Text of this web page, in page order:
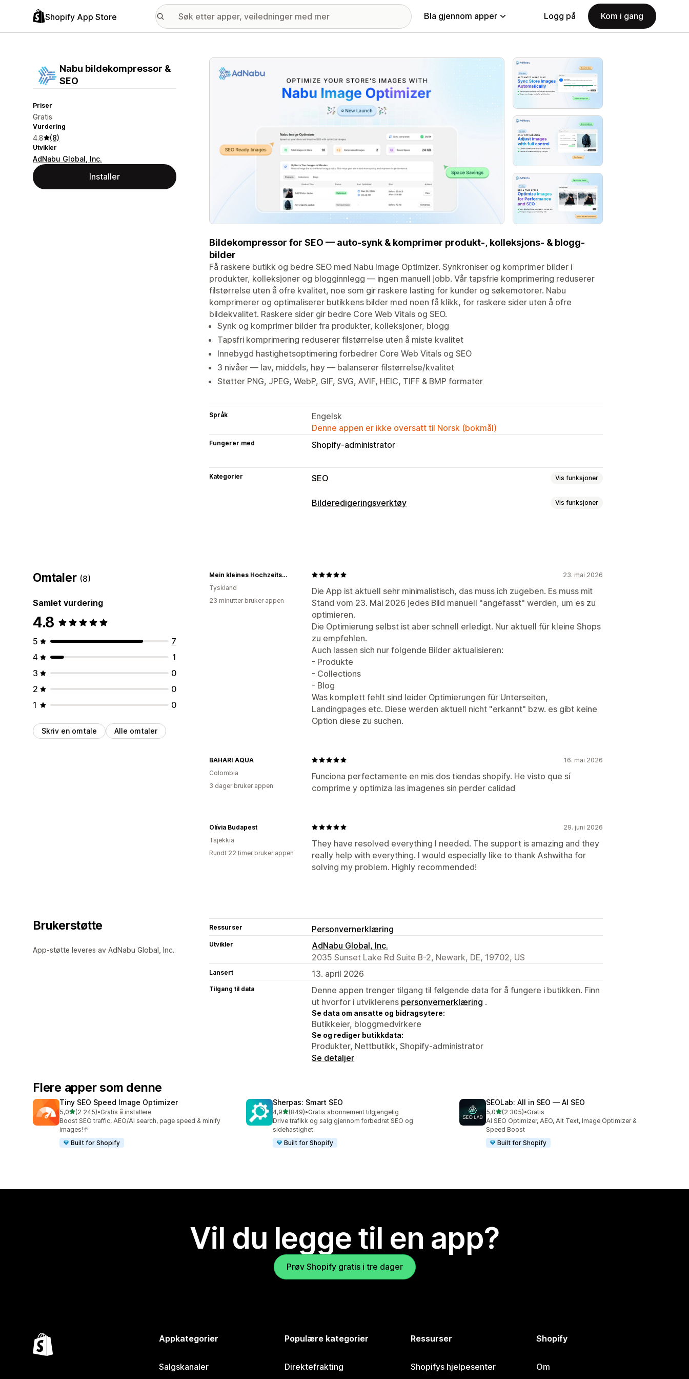
Shopify App Store Bla gjennom apper Logg på Kom i gang
Nabu bildekompressor &
SEO
Priser
Gratis
Vurdering
4.8 (8)
Utvikler
AdNabu Global, Inc.
Installer
Galleri med fremhevede bilder
Bildekompressor for SEO — auto-synk & komprimer produkt-, kolleksjons- & blogg-
bilder
Få raskere butikk og bedre SEO med Nabu Image Optimizer. Synkroniser og komprimer bilder i
produkter, kolleksjoner og blogginnlegg — ingen manuell jobb. Vår tapsfrie komprimering reduserer
filstørrelse uten å ofre kvalitet, noe som gir raskere lasting for kunder og søkemotorer. Nabu
komprimerer og optimaliserer butikkens bilder med noen få klikk, for raskere sider uten å ofre
bildekvalitet. Raskere sider gir bedre Core Web Vitals og SEO.
Synk og komprimer bilder fra produkter, kolleksjoner, blogg
Tapsfri komprimering reduserer filstørrelse uten å miste kvalitet
Innebygd hastighetsoptimering forbedrer Core Web Vitals og SEO
3 nivåer — lav, middels, høy — balanserer filstørrelse/kvalitet
Støtter PNG, JPEG, WebP, GIF, SVG, AVIF, HEIC, TIFF & BMP formater
Språk
Engelsk
Denne appen er ikke oversatt til Norsk (bokmål)
Fungerer med Shopify-administrator
Kategorier SEO Vis funksjoner
SEO-verktøy
Bilderedigeringsverktøy Vis funksjoner
Filopplasting
Omtaler (8)
Samlet vurdering
4.8
5
7
4
1
3
0
2
0
1
0
Skriv en omtale Alle omtaler
23. mai 2026
Die App ist aktuell sehr minimalistisch, das muss ich zugeben. Es muss mit
Stand vom 23. Mai 2026 jedes Bild manuell "angefasst" werden, um es zu
optimieren.
Die Optimierung selbst ist aber schnell erledigt. Nur aktuell für kleine Shops
zu empfehlen.
Auch lassen sich nur folgende Bilder aktualisieren:
- Produkte
- Collections
- Blog
Was komplett fehlt sind leider Optimierungen für Unterseiten,
Landingpages etc. Diese werden aktuell nicht "erkannt" bzw. es gibt keine
Option diese zu suchen.
Mein kleines Hochzeitsbüro
Tyskland
23 minutter bruker appen
16. mai 2026
Funciona perfectamente en mis dos tiendas shopify. He visto que sí
comprime y optimiza las imagenes sin perder calidad
BAHARI AQUA
Colombia
3 dager bruker appen
29. juni 2026
They have resolved everything I needed. The support is amazing and they
really help with everything. I would especially like to thank Ashwitha for
solving my problem. Highly recommended!
Olívia Budapest
Tsjekkia
Rundt 22 timer bruker appen
Brukerstøtte
App-støtte leveres av AdNabu Global, Inc..
Ressurser Personvernerklæring
Utvikler
AdNabu Global, Inc.
2035 Sunset Lake Rd Suite B-2, Newark, DE, 19702, US
Lansert 13. april 2026
Tilgang til data
Denne appen trenger tilgang til følgende data for å fungere i butikken. Finn
ut hvorfor i utviklerens personvernerklæring .
Se data om ansatte og bidragsytere:
Butikkeier, bloggmedvirkere
Se og rediger butikkdata:
Produkter, Nettbutikk, Shopify-administrator
Se detaljer
Flere apper som denne
Tiny SEO Speed Image Optimizer
5,0av 5 stjerner
(2 245)
Totalt 2245 omtaler
•Gratis å installere
Boost SEO traffic, AEO/AI search, page speed & minify
images!↑
Built for Shopify
Sherpas: Smart SEO
4,9av 5 stjerner
(849)
Totalt 849 omtaler
•Gratis abonnement tilgjengelig
Drive trafikk og salg gjennom forbedret SEO og
sidehastighet.
Built for Shopify
SEOLab: All in SEO — AI SEO
5,0av 5 stjerner
(2 305)
Totalt 2305 omtaler
•Gratis
AI SEO Optimizer, AEO, Alt Text, Image Optimizer &
Speed Boost
Built for Shopify
Vil du legge til en app?
Prøv Shopify gratis i tre dager
Appkategorier
Salgskanaler
Populære kategorier
Direktefrakting
Ressurser
Shopifys hjelpesenter
Shopify
Om